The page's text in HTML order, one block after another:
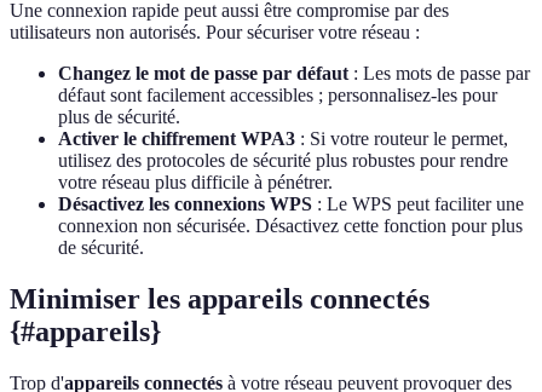
Une connexion rapide peut aussi être compromise par des
utilisateurs non autorisés. Pour sécuriser votre réseau :
Changez le mot de passe par défaut : Les mots de passe par
défaut sont facilement accessibles ; personnalisez-les pour
plus de sécurité.
Activer le chiffrement WPA3 : Si votre routeur le permet,
utilisez des protocoles de sécurité plus robustes pour rendre
votre réseau plus difficile à pénétrer.
Désactivez les connexions WPS : Le WPS peut faciliter une
connexion non sécurisée. Désactivez cette fonction pour plus
de sécurité.
Minimiser les appareils connectés
{#appareils}
Trop d'appareils connectés à votre réseau peuvent provoquer des